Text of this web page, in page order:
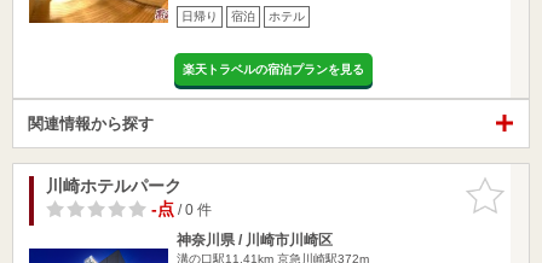
日帰り 宿泊 ホテル
楽天トラベルの宿泊プランを見る
関連情報から探す
お気に入
りに追加
川崎ホテルパーク
-点/ 0 件
神奈川県 / 川崎市川崎区
溝の口駅11.41km 京急川崎駅372m